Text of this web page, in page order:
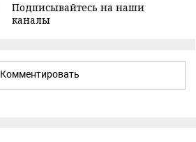
Подписывайтесь на наши
каналы
Комментировать